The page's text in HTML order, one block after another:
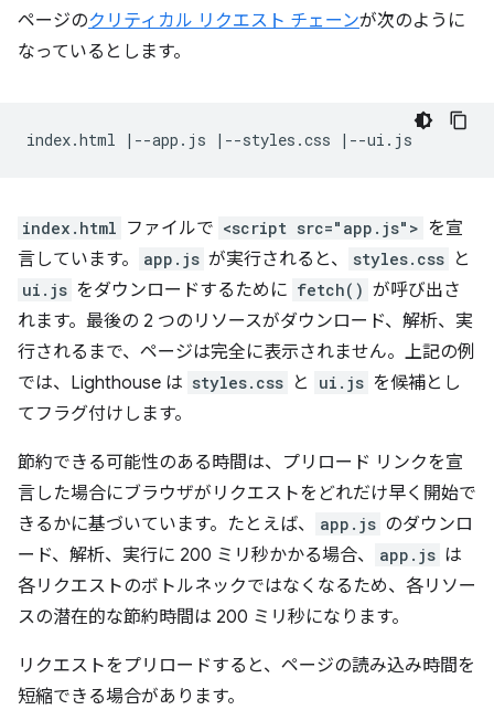
ページのクリティカル リクエスト チェーンが次のように
なっているとします。
index.html ファイルで <script src="app.js"> を宣
言しています。
app.js が実行されると、 styles.css と
ui.js をダウンロードするために fetch() が呼び出さ
れます。最後の 2 つのリソースがダウンロード、解析、実
行されるまで、ページは完全に表示されません。上記の例
では、Lighthouse は styles.css と ui.js を候補とし
てフラグ付けします。
節約できる可能性のある時間は、プリロード リンクを宣
言した場合にブラウザがリクエストをどれだけ早く開始で
きるかに基づいています。たとえば、
app.js のダウンロ
ード、解析、実行に 200 ミリ秒かかる場合、
app.js は
各リクエストのボトルネックではなくなるため、各リソー
スの潜在的な節約時間は 200 ミリ秒になります。
リクエストをプリロードすると、ページの読み込み時間を
短縮できる場合があります。